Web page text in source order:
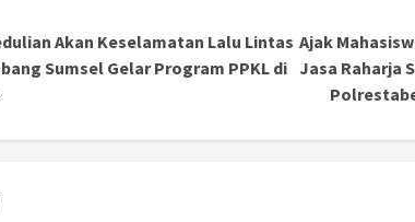
Akan Keselamatan Lalu Lintas
Sumsel Gelar Program PPKL di
Ajak
Jasa Raharja